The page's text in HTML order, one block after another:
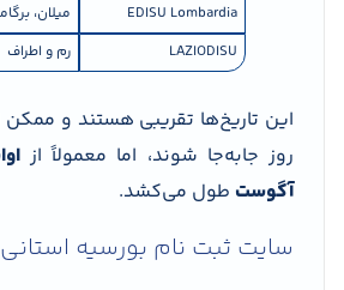
EDISU Lombardia
میلان،
LAZIODISU
رم و اطراف
این تاریخ‌ها تقریبی هستند و
روز جابه‌جا شوند، اما معمولاً از
آگوست طول می‌کشد.
سایت ثبت نام بورسیه استانی